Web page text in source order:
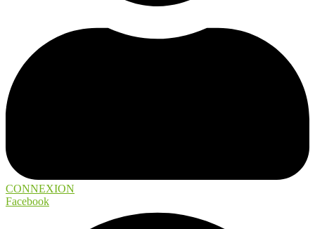
CONNEXION
Facebook